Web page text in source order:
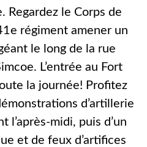
Regardez le Corps de
régiment amener un
le long de la rue
L’entrée au Fort
la journée! Profitez
d’artillerie
l’après-midi, puis d’un
et de feux d’artifices